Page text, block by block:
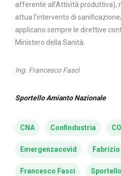
afferente all’Attività produttiva),
attua l’intervento di
applicano sempre le direttive
Ministero della Sanità.
Ing. Francesco Fascì
Sportello Amianto Nazionale
CNA Confindustria
Emergenzacovid
Francesco Fasci